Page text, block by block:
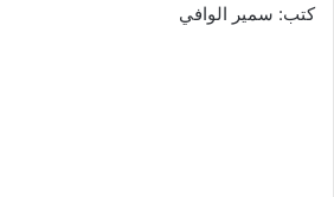
كتب: سمير الوافي